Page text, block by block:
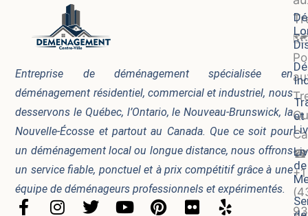
Entreprise de déménagement spécialisée en
déménagement résidentiel, commercial et industriel, nous
desservons le Québec, l’Ontario, le Nouveau-Brunswick, la
Nouvelle-Écosse et partout au Canada. Que ce soit pour
un déménagement local ou longue distance, nous offrons
un service fiable, ponctuel et à prix compétitif grâce à une
équipe de déménageurs professionnels et expérimentés.
F
I
T
Y
P
F
Y
et
de
🗺️
☎
+1